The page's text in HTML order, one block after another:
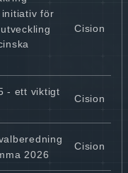
initiativ för
Cision
- ett viktigt
Cision
2026
Cision